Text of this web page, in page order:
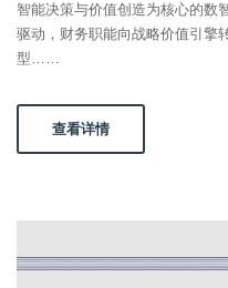
智能决策与价值创造为核心的数
驱动，财务职能向战略价值引擎
型……
查看详情